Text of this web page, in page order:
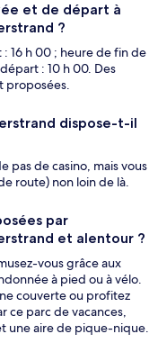
et de départ à
?
16 h 00 ; heure de fin de
: 10 h 00. Des
proposées.
dispose-t-il
pas de casino, mais vous
route) non loin de là.
par
et alentour ?
vous grâce aux
à pied ou à vélo.
couverte ou profitez
ce parc de vacances,
une aire de pique-nique.